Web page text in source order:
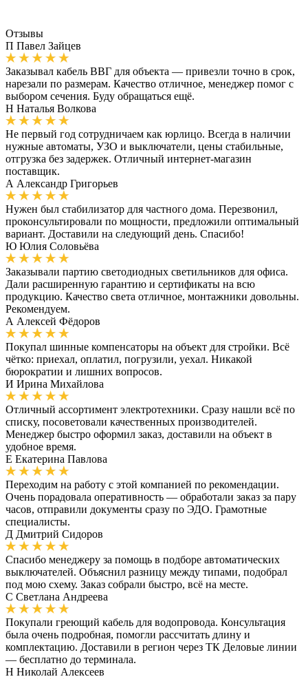
Отзывы
П Павел Зайцев
Заказывал кабель ВВГ для объекта — привезли точно в срок,
нарезали по размерам. Качество отличное, менеджер помог с
выбором сечения. Буду обращаться ещё.
Н Наталья Волкова
Не первый год сотрудничаем как юрлицо. Всегда в наличии
нужные автоматы, УЗО и выключатели, цены стабильные,
отгрузка без задержек. Отличный интернет-магазин
поставщик.
А Александр Григорьев
Нужен был стабилизатор для частного дома. Перезвонил,
проконсультировали по мощности, предложили оптимальный
вариант. Доставили на следующий день. Спасибо!
Ю Юлия Соловьёва
Заказывали партию светодиодных светильников для офиса.
Дали расширенную гарантию и сертификаты на всю
продукцию. Качество света отличное, монтажники довольны.
Рекомендуем.
А Алексей Фёдоров
Покупал шинные компенсаторы на объект для стройки. Всё
чётко: приехал, оплатил, погрузили, уехал. Никакой
бюрократии и лишних вопросов.
И Ирина Михайлова
Отличный ассортимент электротехники. Сразу нашли всё по
списку, посоветовали качественных производителей.
Менеджер быстро оформил заказ, доставили на объект в
удобное время.
Е Екатерина Павлова
Переходим на работу с этой компанией по рекомендации.
Очень порадовала оперативность — обработали заказ за пару
часов, отправили документы сразу по ЭДО. Грамотные
специалисты.
Д Дмитрий Сидоров
Спасибо менеджеру за помощь в подборе автоматических
выключателей. Объяснил разницу между типами, подобрал
под мою схему. Заказ собрали быстро, всё на месте.
С Светлана Андреева
Покупали греющий кабель для водопровода. Консультация
была очень подробная, помогли рассчитать длину и
комплектацию. Доставили в регион через ТК Деловые линии
— бесплатно до терминала.
Н Николай Алексеев